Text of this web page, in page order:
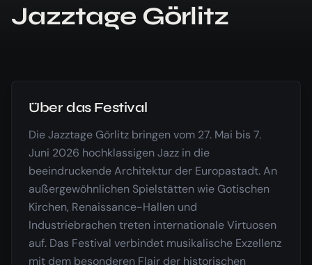
Jazztage Görlitz
Über das Festival
Die Jazztage Görlitz bringen vom 27. Mai bis 7.
Juni 2026 hochklassigen Jazz in die
beeindruckende Architektur der Europastadt. An
außergewöhnlichen Spielstätten wie Gotischen
Kirchen, Renaissance-Hallen und
Industriebrachen treten internationale Virtuosen
auf. Das Festival verbindet musikalische Exzellenz
mit dem besonderen Flair der historischen